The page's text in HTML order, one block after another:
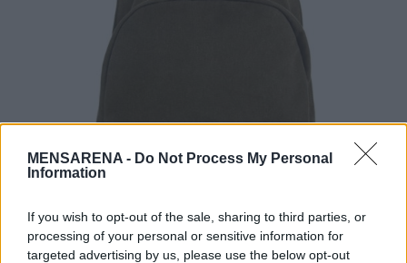
MENSARENA - Do Not Process My Personal
Information
If you wish to opt-out of the sale, sharing to third parties, or
processing of your personal or sensitive information for
targeted advertising by us, please use the below opt-out